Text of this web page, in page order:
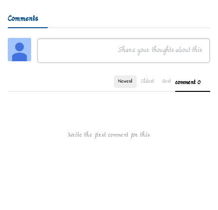
Comments
0 comment
Best
Oldest
Newest
Write the first comment for this!